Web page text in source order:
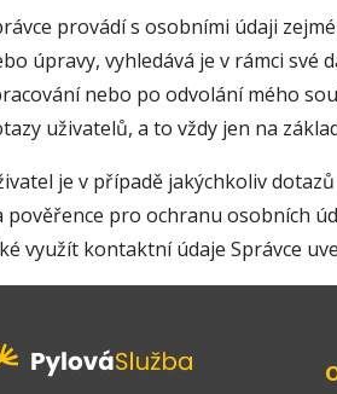
provádí s osobními údaji
úpravy, vyhledává je v rámci
nebo po odvolání mého
uživatelů, a to vždy jen na
je v případě jakýchkoliv
pověřence pro ochranu osobních
využít kontaktní údaje Správce